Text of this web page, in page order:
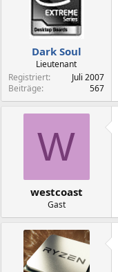
Dark Soul
Lieutenant
Registriert
Juli 2007
Beiträge
567
W
westcoast
Gast